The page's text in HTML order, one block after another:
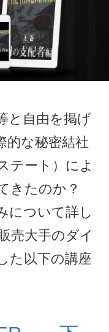
と自由を掲げ
的な秘密結社
テート）によ
きたのか？
について詳し
売大手のダイ
た以下の講座